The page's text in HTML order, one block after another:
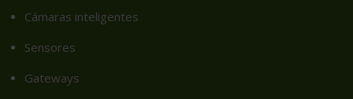
Cámaras inteligentes
Sensores
Gateways